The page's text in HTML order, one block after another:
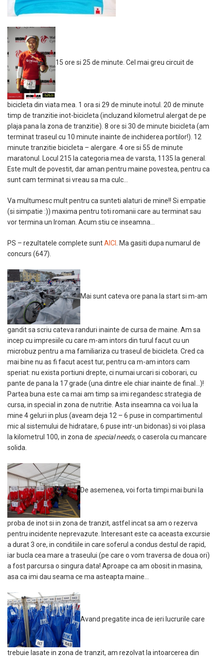
15 ore si 25 de minute. Cel mai greu circuit de
bicicleta din viata mea. 1 ora si 29 de minute inotul. 20 de minute
timp de tranzitie inot-bicicleta (incluzand kilometrul alergat de pe
plaja pana la zona de tranzitie). 8 ore si 30 de minute bicicleta (am
terminat traseul cu 10 minute inainte de inchiderea portilor!). 12
minute tranzitie bicicleta – alergare. 4 ore si 55 de minute
maratonul. Locul 215 la categoria mea de varsta, 1135 la general.
Este mult de povestit, dar aman pentru maine povestea, pentru ca
sunt cam terminat si vreau sa ma culc…
Va multumesc mult pentru ca sunteti alaturi de mine!! Si empatie
(si simpatie :)) maxima pentru toti romanii care au terminat sau
vor termina un Iroman. Acum stiu ce inseamna…
PS – rezultatele complete suntAICI . Ma gasiti dupa numarul de
concurs (647).
Mai sunt cateva ore pana la start si m-am
gandit sa scriu cateva randuri inainte de cursa de maine. Am sa
incep cu impresiile cu care m-am intors din turul facut cu un
microbuz pentru a ma familiariza cu traseul de bicicleta. Cred ca
mai bine nu as fi facut acest tur, pentru ca m-am intors cam
speriat: nu exista portiuni drepte, ci numai urcari si coborari, cu
pante de pana la 17 grade (una dintre ele chiar inainte de final…)!
Partea buna este ca mai am timp sa imi regandesc strategia de
cursa, in special in zona de nutritie. Asta inseamna ca voi lua la
mine 4 geluri in plus (aveam deja 12 – 6 puse in compartimentul
mic al sistemului de hidratare, 6 puse intr-un bidonas) si voi plasa
la kilometrul 100, in zona de special needs,o caserola cu mancare
solida.
De asemenea, voi forta timpi mai buni la
proba de inot si in zona de tranzit, astfel incat sa am o rezerva
pentru incidente neprevazute. Interesant este ca aceasta excursie
a durat 3 ore, in conditiile in care soferul a condus destul de rapid,
iar bucla cea mare a traseului (pe care o vom traversa de doua ori)
a fost parcursa o singura data! Aproape ca am obosit in masina,
asa ca imi dau seama ce ma asteapta maine…
Avand pregatite inca de ieri lucrurile care
trebuie lasate in zona de tranzit, am rezolvat la intoarcerea din